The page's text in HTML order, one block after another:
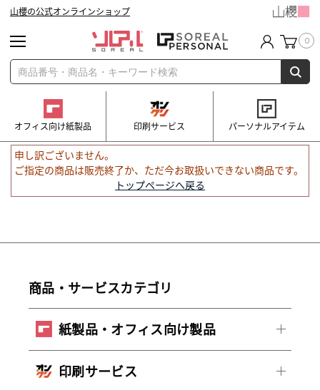
山櫻の公式オンラインショップ
0
オフィス向け紙製品 印刷サービス パーソナルアイテム
申し訳ございません。
ご指定の商品は販売終了か、ただ今お取扱いできない商品です。
トップページへ戻る
商品・サービスカテゴリ
紙製品・オフィス向け製品
印刷サービス